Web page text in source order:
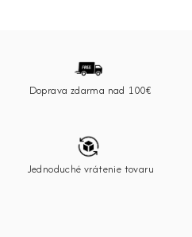
Doprava zdarma nad 100€
Jednoduché vrátenie tovaru